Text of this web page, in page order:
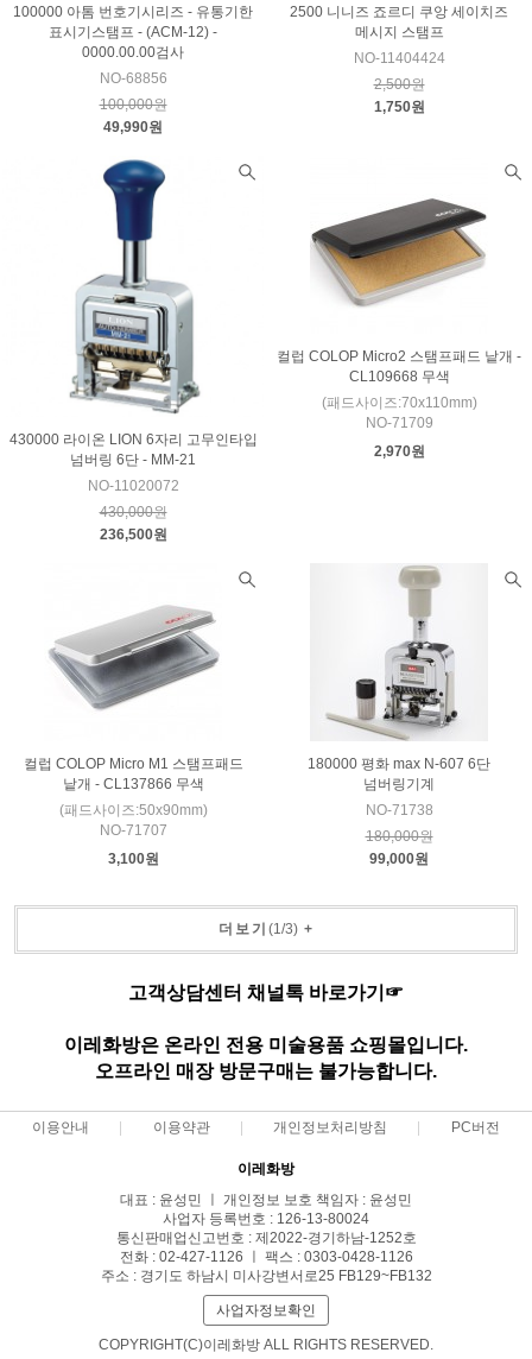
100000 아톰 번호기시리즈 - 유통기한
표시기스탬프 - (ACM-12) -
0000.00.00검사
NO-68856
100,000원
49,990원
2500 니니즈 죠르디 쿠앙 세이치즈
메시지 스탬프
NO-11404424
2,500원
1,750원
430000 라이온 LION 6자리 고무인타입
넘버링 6단 - MM-21
NO-11020072
430,000원
236,500원
컬럽 COLOP Micro2 스탬프패드 낱개 -
CL109668 무색
(패드사이즈:70x110mm)
NO-71709
2,970원
컬럽 COLOP Micro M1 스탬프패드
낱개 - CL137866 무색
(패드사이즈:50x90mm)
NO-71707
3,100원
180000 평화 max N-607 6단
넘버링기계
NO-71738
180,000원
99,000원
더보기 (1/3)+
고객상담센터 채널톡 바로가기☞
이레화방은 온라인 전용 미술용품 쇼핑몰입니다.
오프라인 매장 방문구매는 불가능합니다.
이용안내 이용약관 개인정보처리방침 PC버전
이레화방
대표 : 윤성민 ㅣ 개인정보 보호 책임자 : 윤성민
사업자 등록번호 : 126-13-80024
통신판매업신고번호 : 제2022-경기하남-1252호
전화 : 02-427-1126 ㅣ 팩스 : 0303-0428-1126
주소 : 경기도 하남시 미사강변서로25 FB129~FB132
사업자정보확인
COPYRIGHT(C)이레화방 ALL RIGHTS RESERVED.